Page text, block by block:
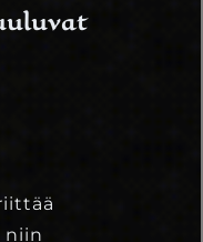
niin